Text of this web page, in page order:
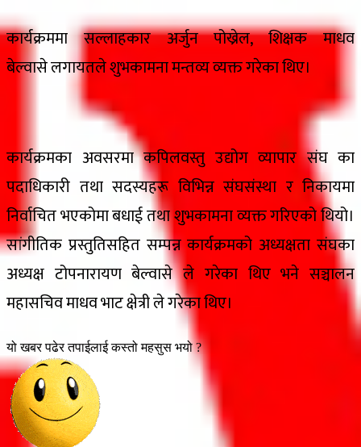
कार्यक्रममा सल्लाहकार अर्जुन पोख्रेल, शिक्षक माधव
बेल्वासे लगायतले शुभकामना मन्तव्य व्यक्त गरेका थिए।
कार्यक्रमका अवसरमा कपिलवस्तु उद्योग व्यापार संघ का
पदाधिकारी तथा सदस्यहरू विभिन्न संघसंस्था र निकायमा
निर्वाचित भएकोमा बधाई तथा शुभकामना व्यक्त गरिएको थियो।
सांगीतिक प्रस्तुतिसहित सम्पन्न कार्यक्रमको अध्यक्षता संघका
अध्यक्ष टोपनारायण बेल्वासे ले गरेका थिए भने सञ्चालन
महासचिव माधव भाट क्षेत्री ले गरेका थिए।
यो खबर पढेर तपाईलाई कस्तो महसुस भयो ?